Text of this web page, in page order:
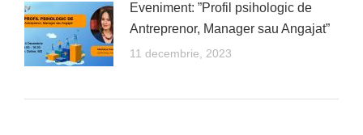
Eveniment: ”Profil psihologic de
Antreprenor, Manager sau Angajat”
11 decembrie, 2023